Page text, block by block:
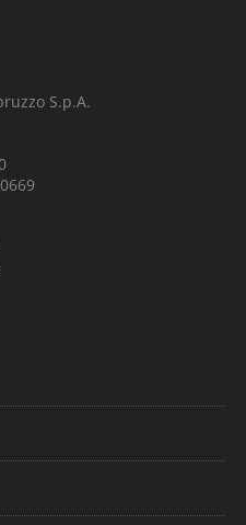
S.p.A.